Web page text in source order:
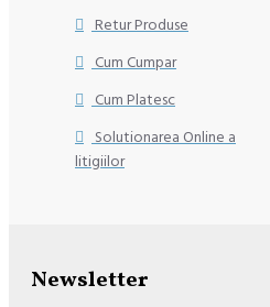
Retur Produse
Cum Cumpar
Cum Platesc
Solutionarea Online a
litigiilor
Newsletter